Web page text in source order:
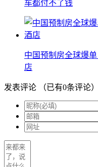
车都付不了钱
中国预制房全球爆
店
发表评论 （已有0条评论）